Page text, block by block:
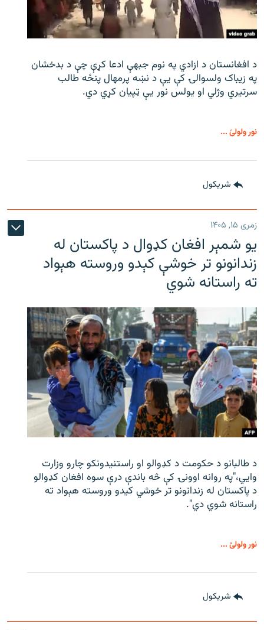
د افغانستان د ازادي په نوم جبهې ادعا کړې چې د بدخشان
په زیباک ولسوالۍ کې يې د نښه پرمهال پنځه طالب
سرتیري وژلي او یولس نور يې ټپیان کړي دي.
نور ولولئ ...
شريکول
زمری ۱۵, ۱۴۰۵
یو شمېر افغان کډوال د پاکستان له
زندانونو تر خوشې کېدو وروسته هېواد
ته راستانه شوي
د طالبانو د حکومت د کډوالو او راستنیدونکو چارو وزارت
وايي،"په روانه اوونۍ کې څه باندې درې سوه افغان کډوالو
د پاکستان له زندانونو تر خوشي کیدو وروسته هېواد ته
راستانه شوي دي".
نور ولولئ ...
شريکول